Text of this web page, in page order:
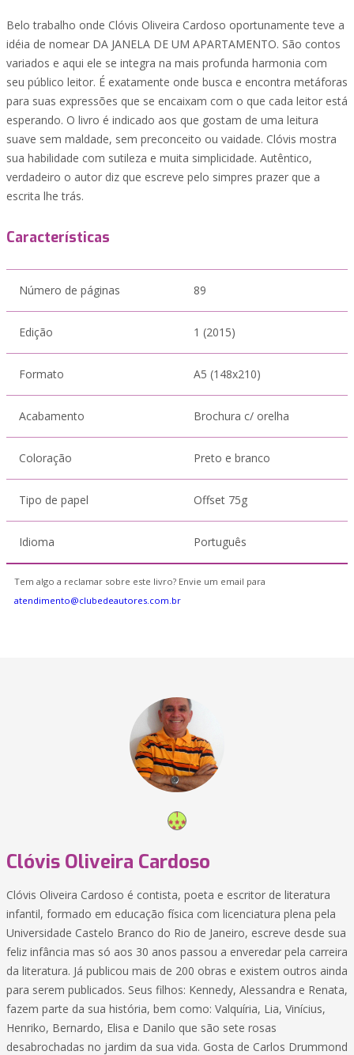
Belo trabalho onde Clóvis Oliveira Cardoso oportunamente teve a
idéia de nomear DA JANELA DE UM APARTAMENTO. São contos
variados e aqui ele se integra na mais profunda harmonia com
seu público leitor. É exatamente onde busca e encontra metáforas
para suas expressões que se encaixam com o que cada leitor está
esperando. O livro é indicado aos que gostam de uma leitura
suave sem maldade, sem preconceito ou vaidade. Clóvis mostra
sua habilidade com sutileza e muita simplicidade. Autêntico,
verdadeiro o autor diz que escreve pelo simpres prazer que a
escrita lhe trás.
Características
Número de páginas 89
Edição 1 (2015)
Formato A5 (148x210)
Acabamento Brochura c/ orelha
Coloração Preto e branco
Tipo de papel Offset 75g
Idioma Português
Tem algo a reclamar sobre este livro? Envie um email para
atendimento@clubedeautores.com.br
Clóvis Oliveira Cardoso
Clóvis Oliveira Cardoso é contista, poeta e escritor de literatura
infantil, formado em educação física com licenciatura plena pela
Universidade Castelo Branco do Rio de Janeiro, escreve desde sua
feliz infância mas só aos 30 anos passou a enveredar pela carreira
da literatura. Já publicou mais de 200 obras e existem outros ainda
para serem publicados. Seus filhos: Kennedy, Alessandra e Renata,
fazem parte da sua história, bem como: Valquíria, Lia, Vinícius,
Henriko, Bernardo, Elisa e Danilo que são sete rosas
desabrochadas no jardim da sua vida. Gosta de Carlos Drummond